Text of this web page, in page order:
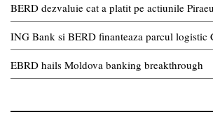
BERD dezvaluie cat a platit pe actiunile
ING Bank si BERD finanteaza parcul logistic
EBRD hails Moldova banking breakthrough